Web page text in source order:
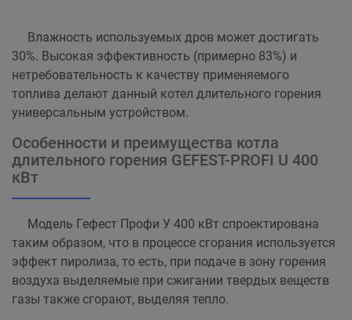
Влажность используемых дров может достигать
30%. Высокая эффективность (примерно 83%) и
нетребовательность к качеству применяемого
топлива делают данный котел длительного горения
универсальным устройством.
Особенности и преимущества котла
длительного горения GEFEST-PROFI U 400
кВт
Модель Гефест Профи У 400 кВт спроектирована
таким образом, что в процессе сгорания используется
эффект пиролиза, то есть, при подаче в зону горения
воздуха выделяемые при сжигании твердых веществ
газы также сгорают, выделяя тепло.